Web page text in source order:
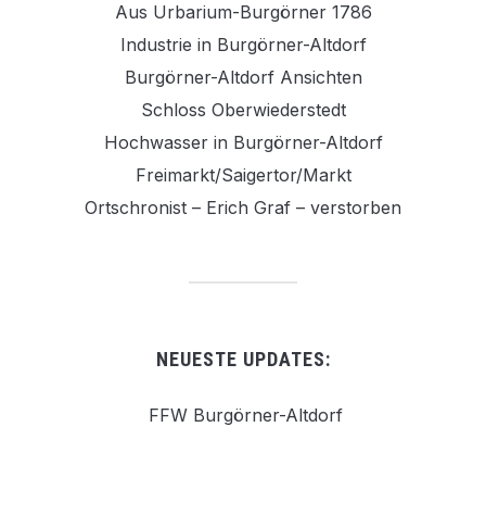
Aus Urbarium-Burgörner 1786
Industrie in Burgörner-Altdorf
Burgörner-Altdorf Ansichten
Schloss Oberwiederstedt
Hochwasser in Burgörner-Altdorf
Freimarkt/Saigertor/Markt
Ortschronist – Erich Graf – verstorben
NEUESTE UPDATES:
FFW Burgörner-Altdorf